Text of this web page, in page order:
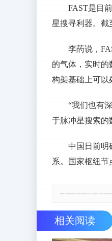
FAST是目
星搜寻利器。截
李菂说，
的气体，实时的
构架基础上可以
“我们也有
于脉冲星搜索的
中国日前明
系。国家枢纽节
相关阅读